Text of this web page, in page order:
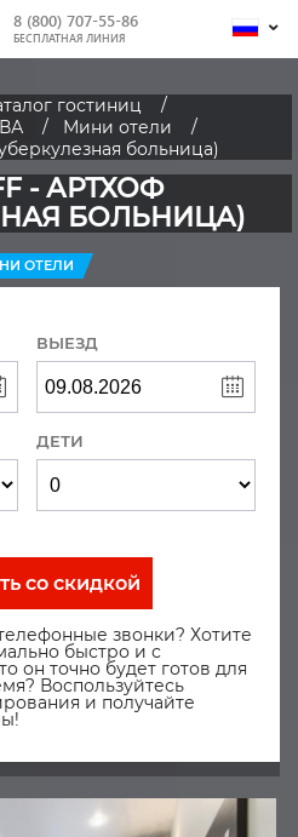
8 (800) 707-55-86
БЕСПЛАТНАЯ ЛИНИЯ
гостиниц
Мини отели
больница)
- АРТХОФ
БОЛЬНИЦА)
ОТЕЛИ
ВЫЕЗД
ДЕТИ
со скидкой
звонки? Хотите
быстро и с
он точно будет готов для
Воспользуйтесь
и получайте